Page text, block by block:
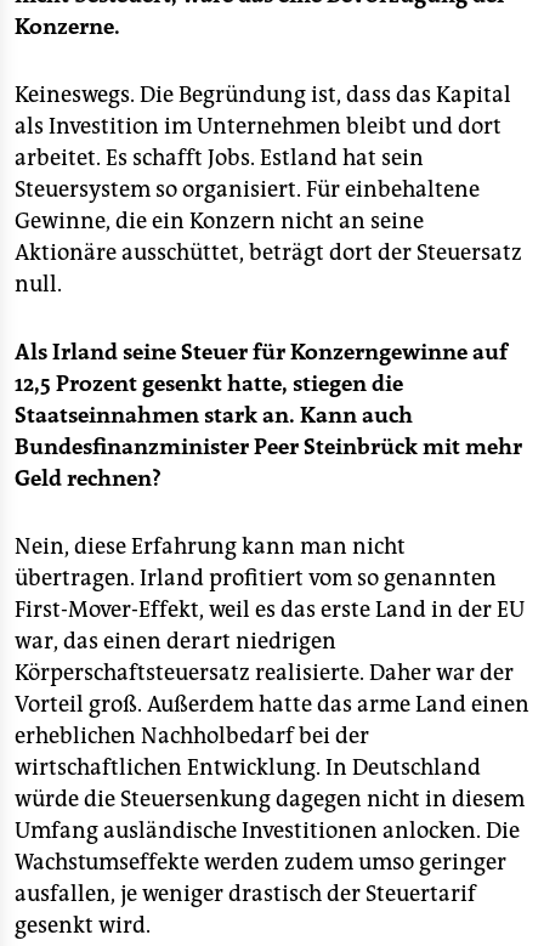
Konzerne.
Keineswegs. Die Begründung ist, dass das Kapital
als Investition im Unternehmen bleibt und dort
arbeitet. Es schafft Jobs. Estland hat sein
Steuersystem so organisiert. Für einbehaltene
Gewinne, die ein Konzern nicht an seine
Aktionäre ausschüttet, beträgt dort der Steuersatz
null.
Als Irland seine Steuer für Konzerngewinne auf
12,5 Prozent gesenkt hatte, stiegen die
Staatseinnahmen stark an. Kann auch
Bundesfinanzminister Peer Steinbrück mit mehr
Geld rechnen?
Nein, diese Erfahrung kann man nicht
übertragen. Irland profitiert vom so genannten
First-Mover-Effekt, weil es das erste Land in der EU
war, das einen derart niedrigen
Körperschaftsteuersatz realisierte. Daher war der
Vorteil groß. Außerdem hatte das arme Land einen
erheblichen Nachholbedarf bei der
wirtschaftlichen Entwicklung. In Deutschland
würde die Steuersenkung dagegen nicht in diesem
Umfang ausländische Investitionen anlocken. Die
Wachstumseffekte werden zudem umso geringer
ausfallen, je weniger drastisch der Steuertarif
gesenkt wird.